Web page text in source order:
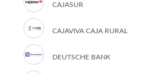
CAJASUR
CAJAVIVA CAJA RURAL
DEUTSCHE BANK